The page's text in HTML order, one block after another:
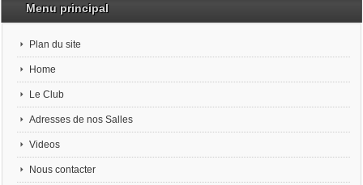
Menu principal
Plan du site
Home
Le Club
Adresses de nos Salles
Videos
Nous contacter